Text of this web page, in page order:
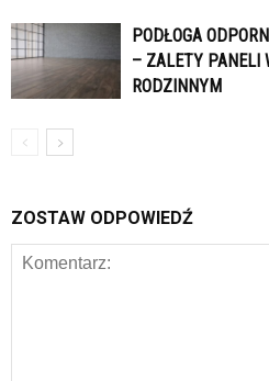
PODŁOGA
– ZALETY PANELI
RODZINNYM
ZOSTAW ODPOWIEDŹ